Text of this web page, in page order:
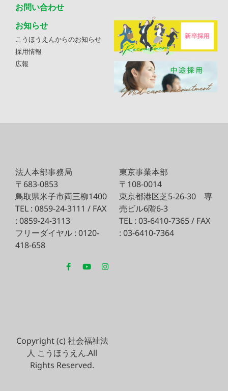
お問い合わせ
お知らせ
こうほうえんからのお知らせ
採用情報
広報
法人本部事務局
〒683-0853
鳥取県米子市両三柳1400
TEL : 0859-24-3111 / FAX
: 0859-24-3113
フリーダイヤル : 0120-
418-658
東京事業本部
〒108-0014
東京都港区芝5-26-30 専
売ビル6階6-3
TEL : 03-6410-7365 / FAX
: 03-6410-7364
Copyright (c) 社会福祉法
人 こうほうえん.All
Rights Reserved.